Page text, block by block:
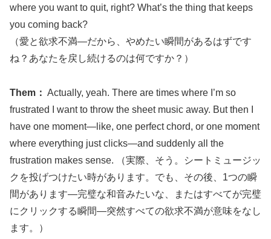
where you want to quit, right? What’s the thing that keeps
you coming back?
（愛と欲求不満—だから、やめたい瞬間があるはずです
ね？あなたを戻し続けるのは何ですか？）
Them： Actually, yeah. There are times where I’m so
frustrated I want to throw the sheet music away. But then I
have one moment—like, one perfect chord, or one moment
where everything just clicks—and suddenly all the
frustration makes sense. （実際、そう。シートミュージッ
クを投げつけたい時があります。でも、その後、1つの瞬
間があります—完璧な和音みたいな、またはすべてが完璧
にクリックする瞬間—突然すべての欲求不満が意味をなし
ます。）